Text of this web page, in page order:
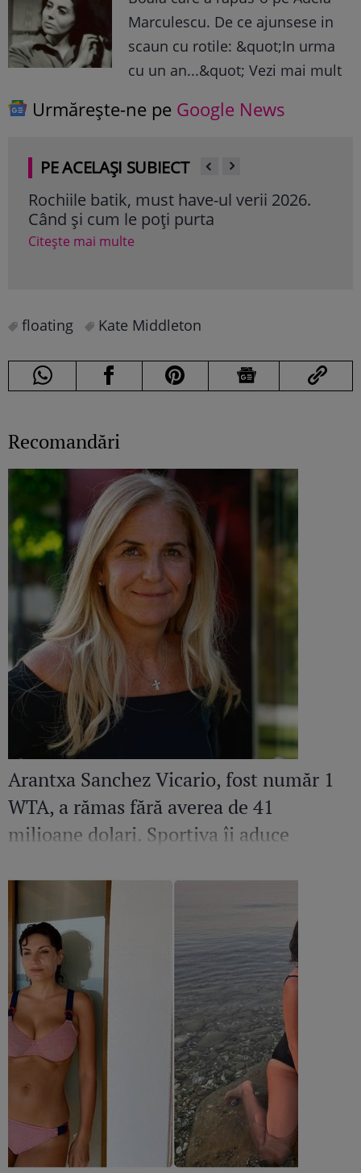
Marculescu. De ce ajunsese in
scaun cu rotile: &quot;In urma
cu un an...&quot; Vezi mai mult
Urmărește-ne pe Google News
PE ACELAȘI SUBIECT
must have-ul verii 2026.
le poți purta
multe
Cum să porţi
floating Kate Middleton
Recomandări
Arantxa Sanchez Vicario, fost număr 1
WTA, a rămas fără averea de 41
milioane dolari. Sportiva îi aduce